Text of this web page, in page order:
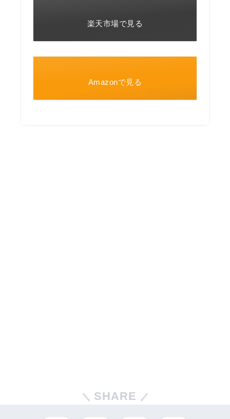
Amazonで見る
楽天市場で見る
SHARE